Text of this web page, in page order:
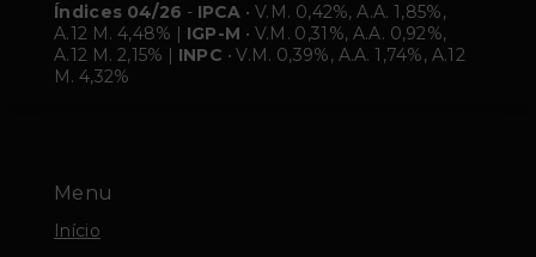
Menu
Início
Índices 04/26 - IPCA • V.M. 0,42%, A.A. 1,85%,
A.12 M. 4,48% | IGP-M • V.M. 0,31%, A.A. 0,92%,
A.12 M. 2,15% | INPC • V.M. 0,39%, A.A. 1,74%, A.12
M. 4,32%